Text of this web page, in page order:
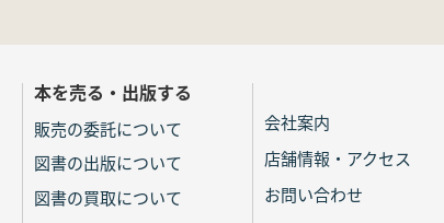
本を売る・出版する
販売の委託について
図書の出版について
図書の買取について
会社案内
店舗情報・アクセス
お問い合わせ